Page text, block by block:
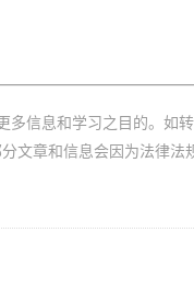
信息和学习之目的。如
文章和信息会因为法律法